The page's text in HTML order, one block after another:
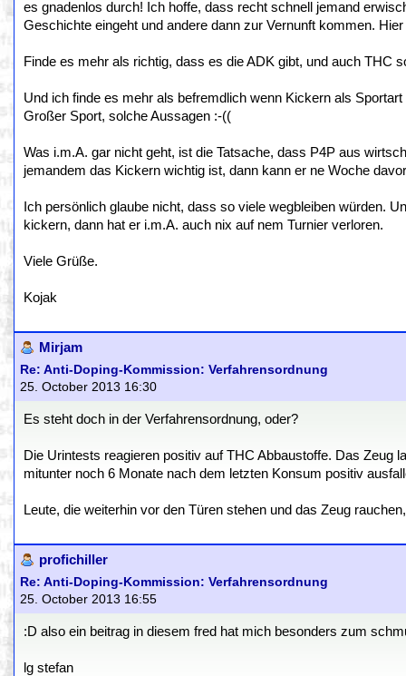
es gnadenlos durch! Ich hoffe, dass recht schnell jemand
Geschichte eingeht und andere dann zur Vernunft kommen.
Finde es mehr als richtig, dass es die ADK gibt, und auch THC
Und ich finde es mehr als befremdlich wenn Kickern als
Großer Sport, solche Aussagen :-((
Was i.m.A. gar nicht geht, ist die Tatsache, dass P4P aus
jemandem das Kickern wichtig ist, dann kann er ne Woche
Ich persönlich glaube nicht, dass so viele wegbleiben würden.
kickern, dann hat er i.m.A. auch nix auf nem Turnier verloren.
Viele Grüße.
Kojak
Mirjam
Re: Anti-Doping-Kommission: Verfahrensordnung
25. October 2013 16:30
Es steht doch in der Verfahrensordnung, oder?
Die Urintests reagieren positiv auf THC Abbaustoffe. Das Zeug
mitunter noch 6 Monate nach dem letzten Konsum positiv
Leute, die weiterhin vor den Türen stehen und das Zeug
profichiller
Re: Anti-Doping-Kommission: Verfahrensordnung
25. October 2013 16:55
:D also ein beitrag in diesem fred hat mich besonders zum
lg stefan